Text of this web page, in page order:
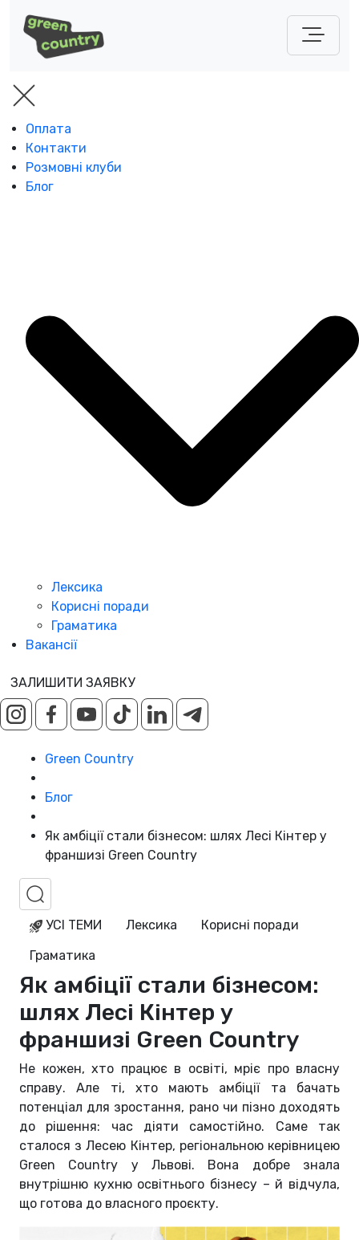
Оплата
Контакти
Розмовні клуби
Блог
Лексика
Корисні поради
Граматика
Вакансії
ЗАЛИШИТИ ЗАЯВКУ
Green Country
Блог
Як амбіції стали бізнесом: шлях Лесі Кінтер у
франшизі Green Country
УСІ ТЕМИ Лексика
Корисні поради
Граматика
Як амбіції стали бізнесом:
шлях Лесі Кінтер у
франшизі Green Country
Не кожен, хто працює в освіті, мріє про власну
справу. Але ті, хто мають амбіції та бачать
потенціал для зростання, рано чи пізно доходять
до рішення: час діяти самостійно. Саме так
сталося з Лесею Кінтер, регіональною керівницею
Green Country у Львові. Вона добре знала
внутрішню кухню освітнього бізнесу – й відчула,
що готова до власного проєкту.